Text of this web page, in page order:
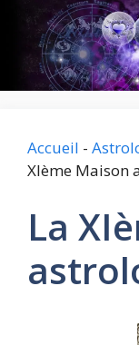
contenu
Accueil -
XIème Maison
La